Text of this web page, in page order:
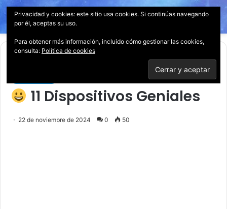
Menú
11 Dispositivos Geniales
22 de noviembre de 2024 0 50
Privacidad y cookies: este sitio usa cookies. Si continúas navegando
por él, aceptas su uso.
Para obtener más información, incluido cómo gestionar las cookies,
consulta: Política de cookies